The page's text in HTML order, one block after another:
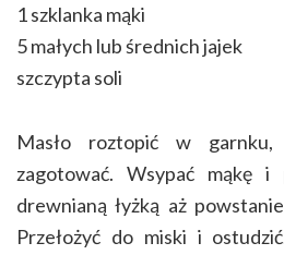
1 szklanka mąki
5 małych lub średnich jajek
szczypta soli
Masło roztopić w
zagotować. Wsypać mąkę
drewnianą łyżką aż
Przełożyć do miski i